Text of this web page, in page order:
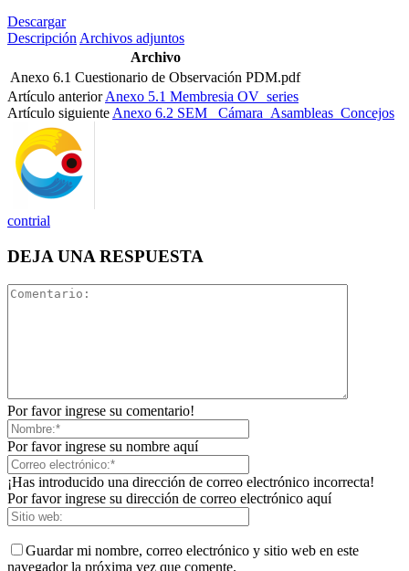
Descargar
Descripción Archivos adjuntos
Archivo
Anexo 6.1 Cuestionario de Observación PDM.pdf
Artículo anterior Anexo 5.1 Membresia OV_series
Artículo siguiente Anexo 6.2 SEM_ Cámara_Asambleas_Concejos
contrial
DEJA UNA RESPUESTA
Por favor ingrese su comentario!
Por favor ingrese su nombre aquí
¡Has introducido una dirección de correo electrónico incorrecta!
Por favor ingrese su dirección de correo electrónico aquí
Guardar mi nombre, correo electrónico y sitio web en este
navegador la próxima vez que comente.